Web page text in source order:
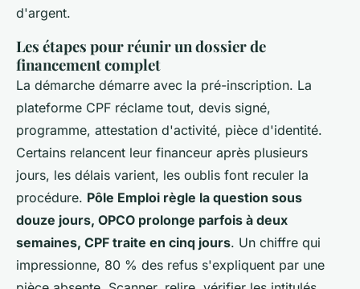
d'argent.
Les étapes pour réunir un dossier de
financement complet
La démarche démarre avec la pré-inscription. La
plateforme CPF réclame tout, devis signé,
programme, attestation d'activité, pièce d'identité.
Certains relancent leur financeur après plusieurs
jours, les délais varient, les oublis font reculer la
procédure. Pôle Emploi règle la question sous
douze jours, OPCO prolonge parfois à deux
semaines, CPF traite en cinq jours. Un chiffre qui
impressionne, 80 % des refus s'expliquent par une